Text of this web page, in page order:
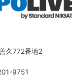
久772番地2
9751